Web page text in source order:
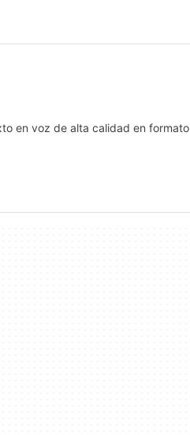
en voz de alta calidad en formato